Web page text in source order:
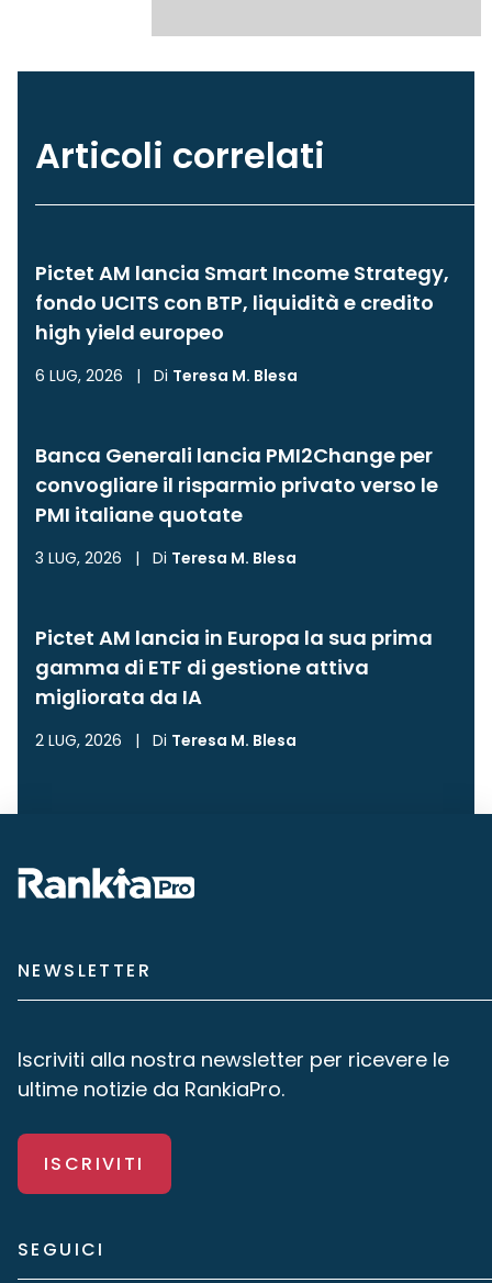
Articoli correlati
Pictet AM lancia Smart Income Strategy,
fondo UCITS con BTP, liquidità e credito
high yield europeo
6 LUG, 2026 | Di Teresa M. Blesa
Banca Generali lancia PMI2Change per
convogliare il risparmio privato verso le
PMI italiane quotate
3 LUG, 2026 | Di Teresa M. Blesa
Pictet AM lancia in Europa la sua prima
gamma di ETF di gestione attiva
migliorata da IA
2 LUG, 2026 | Di Teresa M. Blesa
NEWSLETTER
Iscriviti alla nostra newsletter per ricevere le
ultime notizie da RankiaPro.
ISCRIVITI
SEGUICI